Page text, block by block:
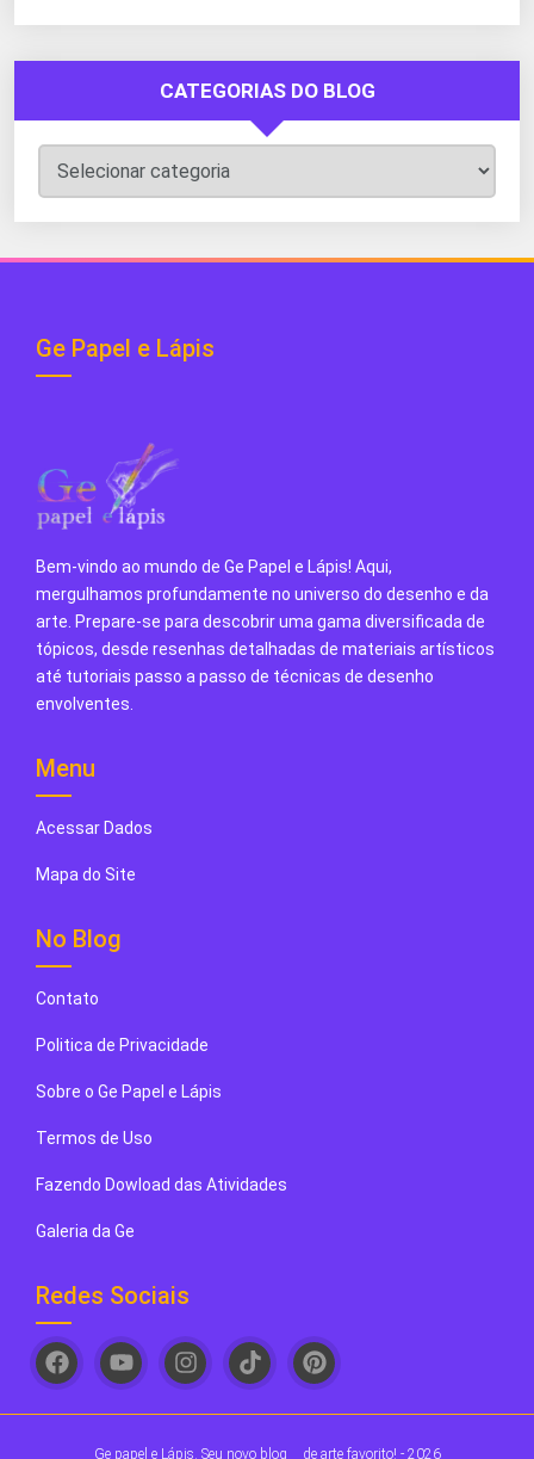
CATEGORIAS DO BLOG
Categorias
do
Blog
Ge Papel e Lápis
Bem-vindo ao mundo de Ge Papel e Lápis! Aqui,
mergulhamos profundamente no universo do desenho e da
arte. Prepare-se para descobrir uma gama diversificada de
tópicos, desde resenhas detalhadas de materiais artísticos
até tutoriais passo a passo de técnicas de desenho
envolventes.
Menu
Acessar Dados
Mapa do Site
No Blog
Contato
Politica de Privacidade
Sobre o Ge Papel e Lápis
Termos de Uso
Fazendo Dowload das Atividades
Galeria da Ge
Redes Sociais
Ge papel e Lápis. Seu novo blog de arte favorito! - 2026